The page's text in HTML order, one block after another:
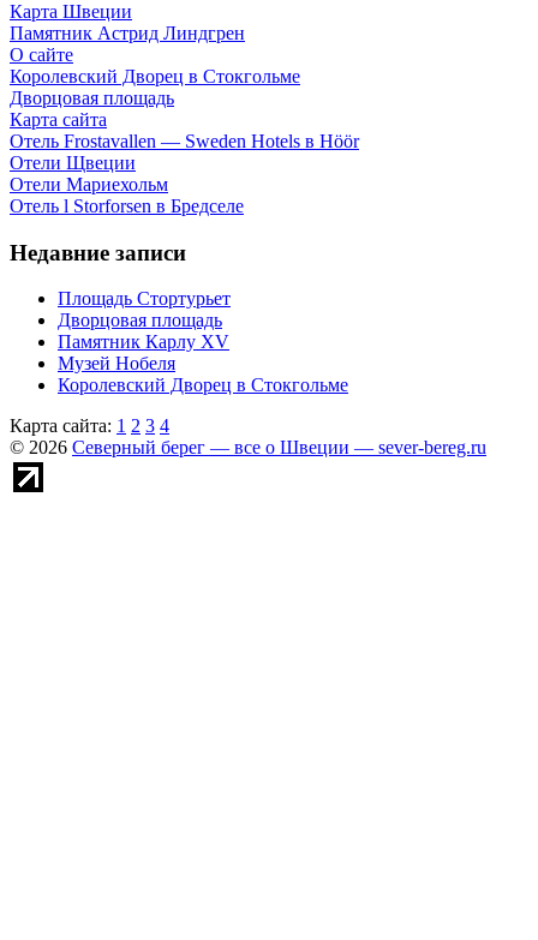
Карта Швеции
Памятник Астрид Линдгрен
О сайте
Королевский Дворец в Стокгольме
Дворцовая площадь
Карта сайта
Отель Frostavallen — Sweden Hotels в Höör
Отели Щвеции
Отели Мариехольм
Отель l Storforsen в Бредселе
Недавние записи
Площадь Стортурьет
Дворцовая площадь
Памятник Карлу XV
Музей Нобеля
Королевский Дворец в Стокгольме
Карта сайта: 1 2 3 4
© 2026 Северный берег — все о Швеции — sever-bereg.ru